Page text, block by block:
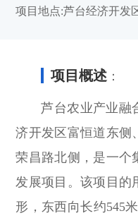
项目地点:芦台经济开发
项目概述 ：
芦台农业产业融
济开发区富恒道东侧
荣昌路北侧，是一个
发展项目。该项目的
形，东西向长约545